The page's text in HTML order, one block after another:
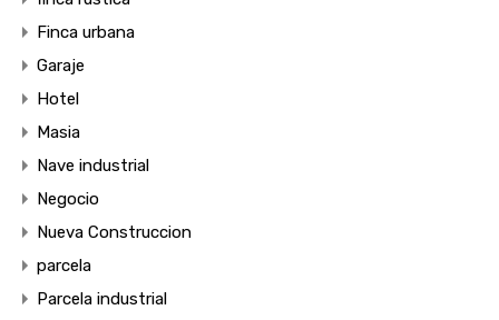
Finca urbana
Garaje
Hotel
Masia
Nave industrial
Negocio
Nueva Construccion
parcela
Parcela industrial